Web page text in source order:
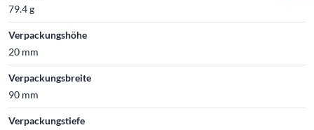
79.4 g
Verpackungshöhe
20 mm
Verpackungsbreite
90 mm
Verpackungstiefe